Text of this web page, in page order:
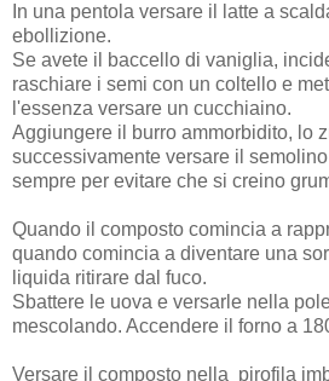
In una pentola versare il latte a
ebollizione.
Se avete il baccello di vaniglia,
raschiare i semi con un coltello e
l'essenza versare un cucchiaino.
Aggiungere il burro ammorbidito, lo
successivamente versare il
sempre per evitare che si creino
Quando il composto comincia a
quando comincia a diventare una
liquida ritirare dal fuco.
Sbattere le uova e versarle nella
mescolando. Accendere il forno a
Versare il composto nella pirofila